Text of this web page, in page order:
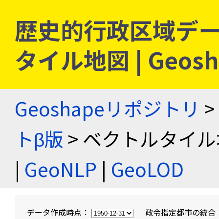
歴史的行政区域デ
タイル地図 |
Geoshapeリポジトリ >
トβ版 > ベクトルタイ
| GeoNLP | GeoLOD
データ作成時点： 政令指定都市の統